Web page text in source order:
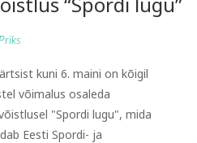
kuni 6. maini on kõigil
võimalus osaleda
"Spordi lugu", mida
Eesti Spordi- ja